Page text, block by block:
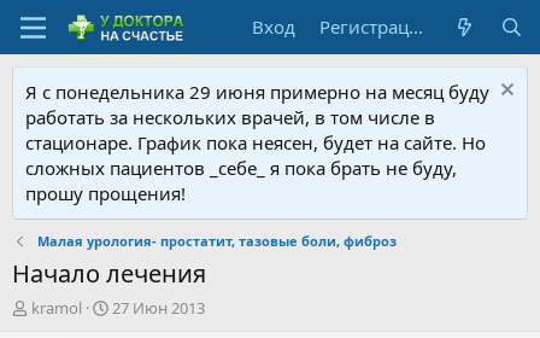
Вход Регистрация
Я с понедельника 29 июня примерно на месяц буду
работать за нескольких врачей, в том числе в
стационаре. График пока неясен, будет на сайте. Но
сложных пациентов _себе_ я пока брать не буду,
прошу прощения!
Малая урология- простатит, тазовые боли, фиброз
Начало лечения
А
kramol
Д
27 Июн 2013